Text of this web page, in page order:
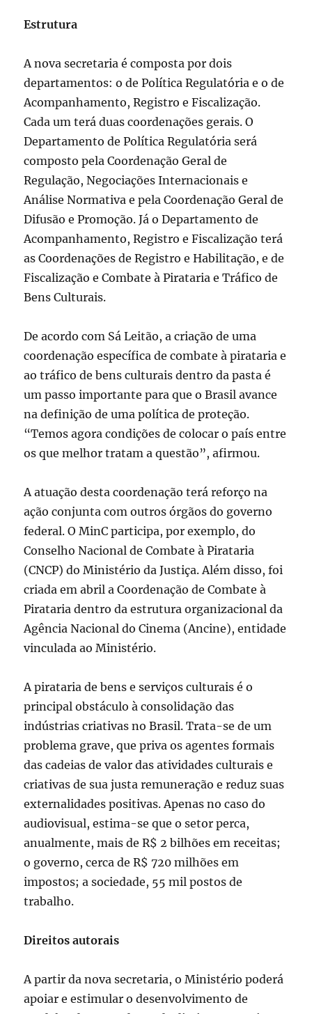
Estrutura
A nova secretaria é composta por dois
departamentos: o de Política Regulatória e o de
Acompanhamento, Registro e Fiscalização.
Cada um terá duas coordenações gerais. O
Departamento de Política Regulatória será
composto pela Coordenação Geral de
Regulação, Negociações Internacionais e
Análise Normativa e pela Coordenação Geral de
Difusão e Promoção. Já o Departamento de
Acompanhamento, Registro e Fiscalização terá
as Coordenações de Registro e Habilitação, e de
Fiscalização e Combate à Pirataria e Tráfico de
Bens Culturais.
De acordo com Sá Leitão, a criação de uma
coordenação específica de combate à pirataria e
ao tráfico de bens culturais dentro da pasta é
um passo importante para que o Brasil avance
na definição de uma política de proteção.
“Temos agora condições de colocar o país entre
os que melhor tratam a questão”, afirmou.
A atuação desta coordenação terá reforço na
ação conjunta com outros órgãos do governo
federal. O MinC participa, por exemplo, do
Conselho Nacional de Combate à Pirataria
(CNCP) do Ministério da Justiça. Além disso, foi
criada em abril a Coordenação de Combate à
Pirataria dentro da estrutura organizacional da
Agência Nacional do Cinema (Ancine), entidade
vinculada ao Ministério.
A pirataria de bens e serviços culturais é o
principal obstáculo à consolidação das
indústrias criativas no Brasil. Trata-se de um
problema grave, que priva os agentes formais
das cadeias de valor das atividades culturais e
criativas de sua justa remuneração e reduz suas
externalidades positivas. Apenas no caso do
audiovisual, estima-se que o setor perca,
anualmente, mais de R$ 2 bilhões em receitas;
o governo, cerca de R$ 720 milhões em
impostos; a sociedade, 55 mil postos de
trabalho.
Direitos autorais
A partir da nova secretaria, o Ministério poderá
apoiar e estimular o desenvolvimento de